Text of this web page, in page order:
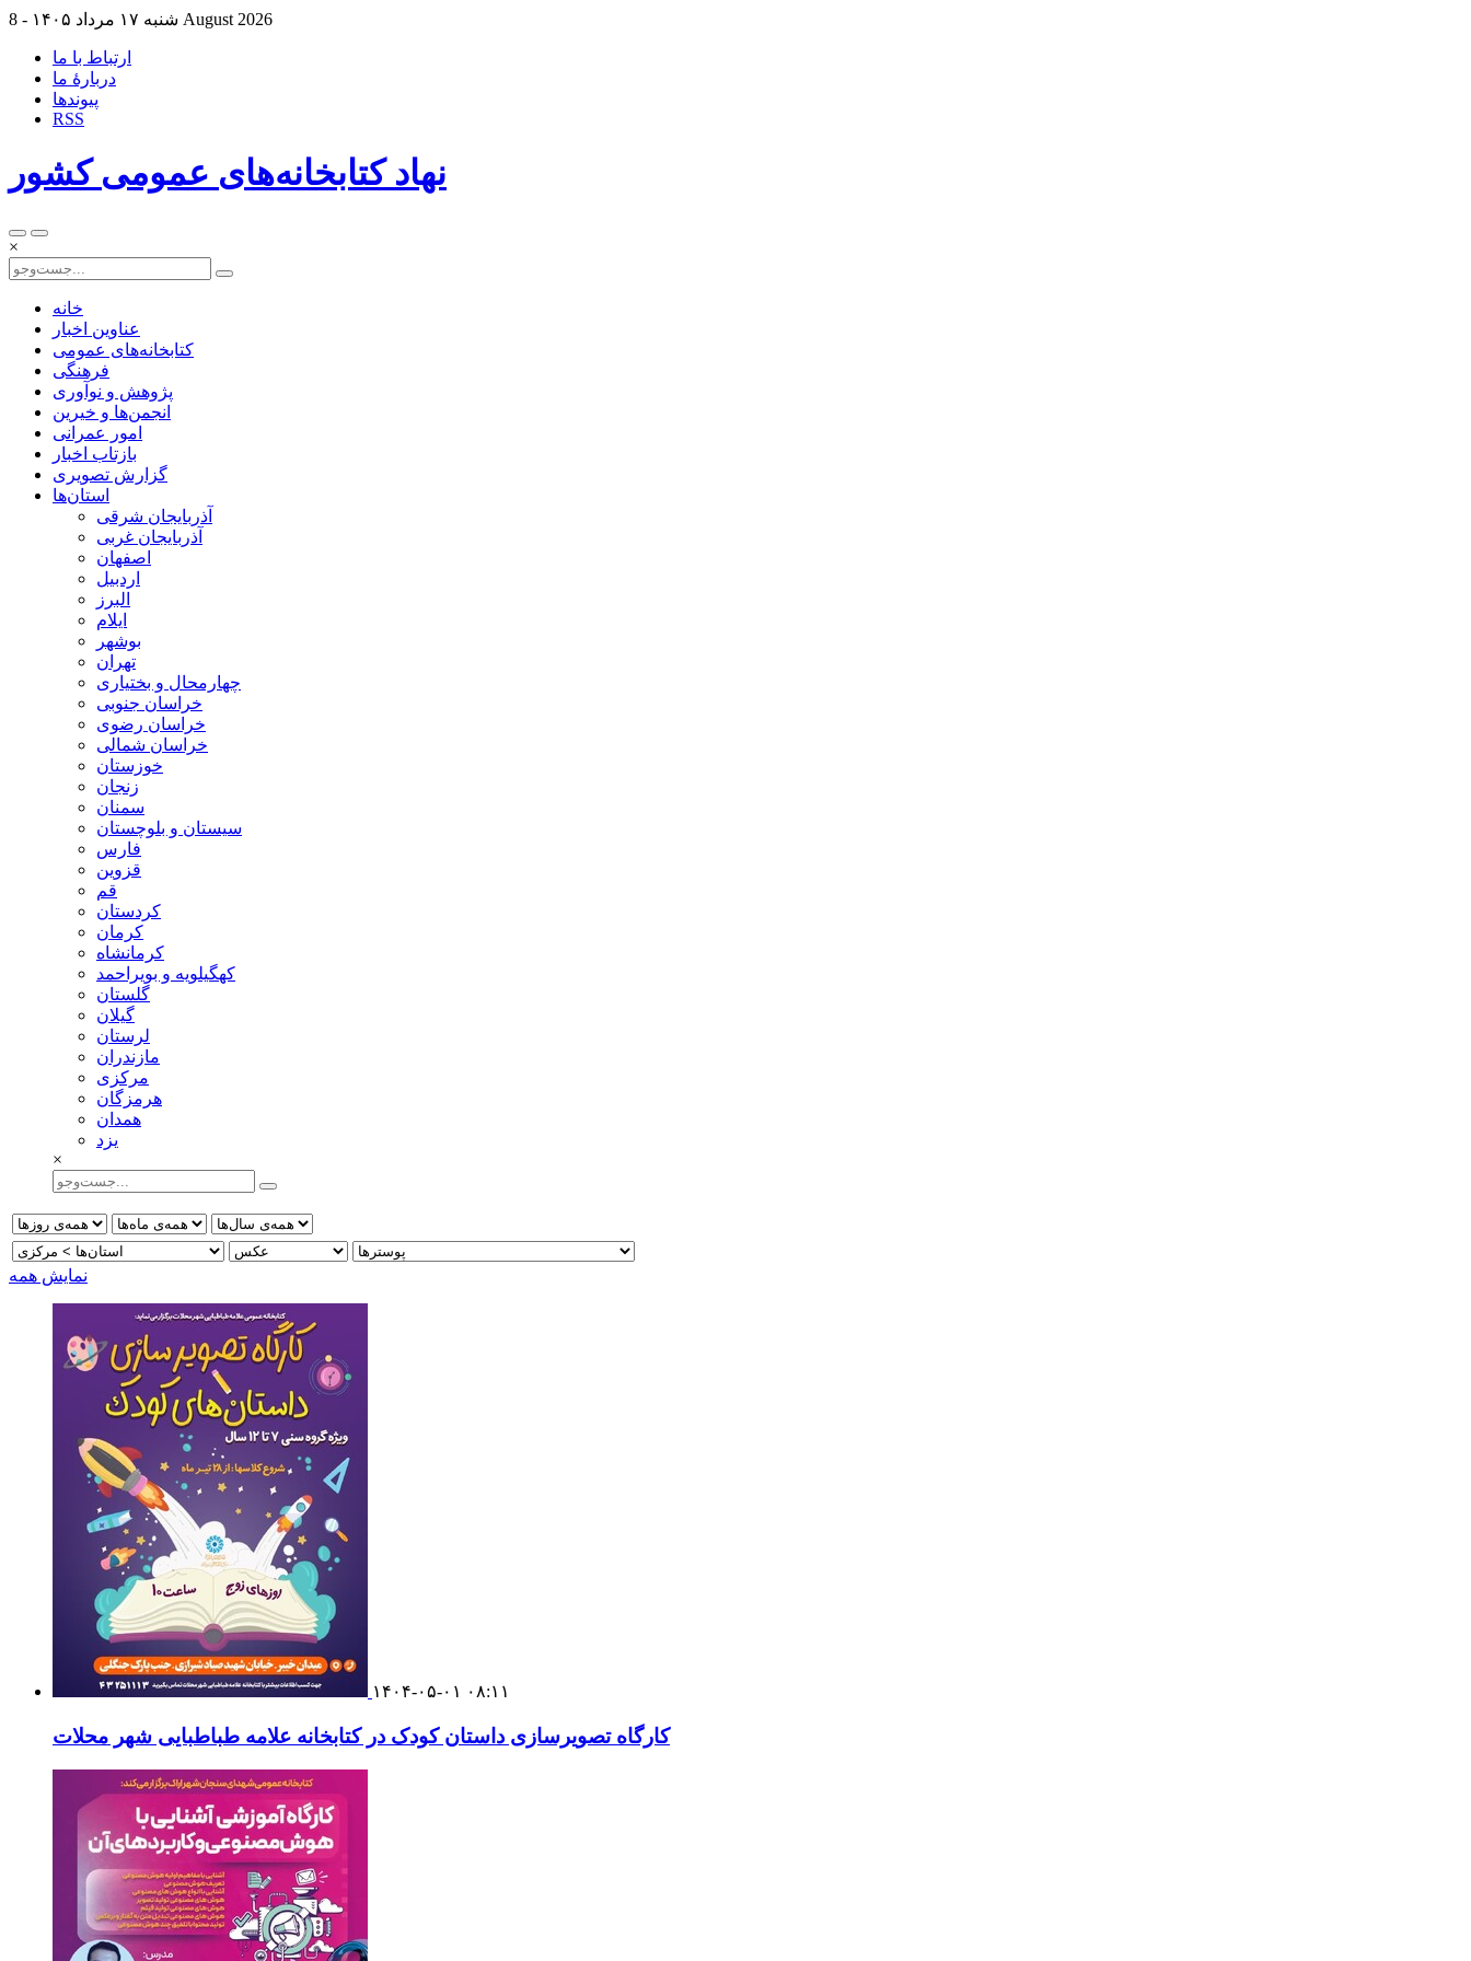
شنبه ۱۷ مرداد ۱۴۰۵ - 8 August 2026
ارتباط با ما
دربارهٔ ما
پيوندها
RSS
نهاد کتابخانه‌های عمومی کشور
×
خانه
عناوین اخبار
کتابخانه‌های عمومی
فرهنگی
پژوهش و نوآوری
انجمن‌ها و خیرین
امور عمرانی
بازتاب اخبار
گزارش تصویری
استان‌ها
آذربايجان شرقی
آذربایجان غربی
اصفهان
اردبيل
البرز
ايلام
بوشهر
تهران
چهارمحال و بختياری
خراسان جنوبی
خراسان رضوی
خراسان شمالی
خوزستان
زنجان
سمنان
سيستان و بلوچستان
فارس
قزوين
قم
كردستان
كرمان
كرمانشاه
كهگيلويه و بويراحمد
گلستان
گيلان
لرستان
مازندران
مركزی
هرمزگان
همدان
يزد
×
نمایش همه
۱۴۰۴-۰۵-۰۱ ۰۸:۱۱
کارگاه تصویرسازی داستان کودک در کتابخانه علامه طباطبایی شهر محلات